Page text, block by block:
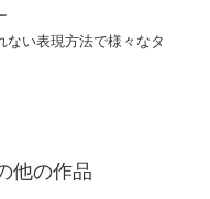
い表現方法で様々なタ
他の作品